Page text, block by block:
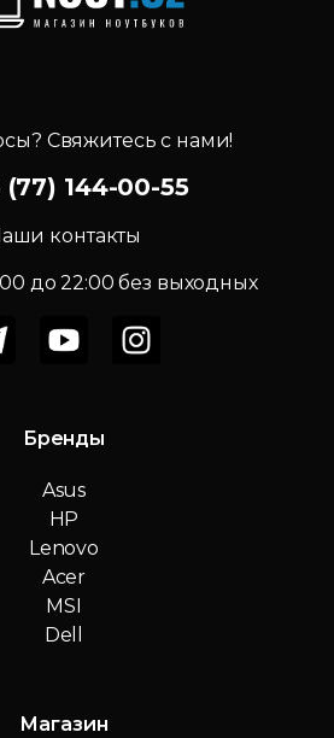
Свяжитесь с нами!
(77) 144-00-55
контакты
до 22:00 без выходных
Бренды
Asus
HP
Lenovo
Acer
MSI
Dell
Магазин